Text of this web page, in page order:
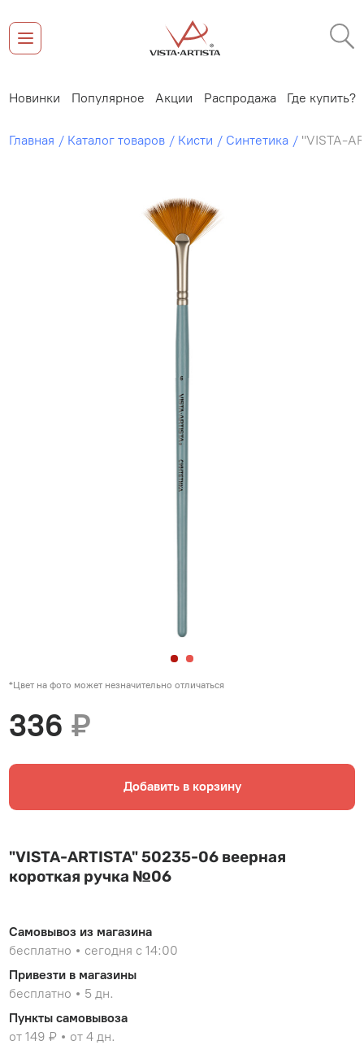
Новинки Популярное Акции Распродажа Где купить?
Главная Каталог товаров Кисти Синтетика "VISTA-
*Цвет на фото может незначительно отличаться
336₽
Добавить в корзину
"VISTA-ARTISTA" 50235-06 веерная
короткая ручка №06
Самовывоз из магазина
бесплатно
сегодня с 14:00
Привезти в магазины
бесплатно
5 дн.
Пункты самовывоза
от 149 ₽
от 4 дн.